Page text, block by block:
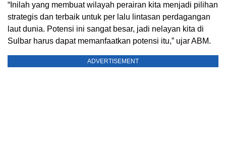
“Inilah yang membuat wilayah perairan kita menjadi pilihan
strategis dan terbaik untuk per lalu lintasan perdagangan
laut dunia. Potensi ini sangat besar, jadi nelayan kita di
Sulbar harus dapat memanfaatkan potensi itu,” ujar ABM.
ADVERTISEMENT